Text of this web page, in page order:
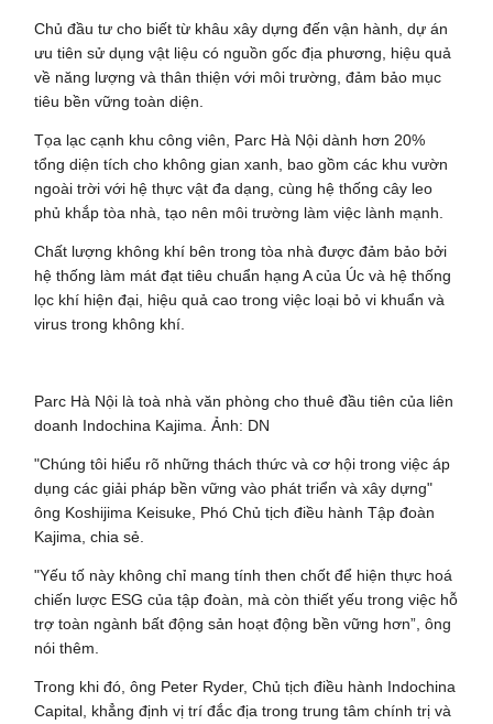
Chủ đầu tư cho biết từ khâu xây dựng đến vận hành, dự án
ưu tiên sử dụng vật liệu có nguồn gốc địa phương, hiệu quả
về năng lượng và thân thiện với môi trường, đảm bảo mục
tiêu bền vững toàn diện.
Tọa lạc cạnh khu công viên, Parc Hà Nội dành hơn 20%
tổng diện tích cho không gian xanh, bao gồm các khu vườn
ngoài trời với hệ thực vật đa dạng, cùng hệ thống cây leo
phủ khắp tòa nhà, tạo nên môi trường làm việc lành mạnh.
Chất lượng không khí bên trong tòa nhà được đảm bảo bởi
hệ thống làm mát đạt tiêu chuẩn hạng A của Úc và hệ thống
lọc khí hiện đại, hiệu quả cao trong việc loại bỏ vi khuẩn và
virus trong không khí.
Parc Hà Nội là toà nhà văn phòng cho thuê đầu tiên của liên
doanh Indochina Kajima. Ảnh: DN
"Chúng tôi hiểu rõ những thách thức và cơ hội trong việc áp
dụng các giải pháp bền vững vào phát triển và xây dựng"
ông Koshijima Keisuke, Phó Chủ tịch điều hành Tập đoàn
Kajima, chia sẻ.
"Yếu tố này không chỉ mang tính then chốt để hiện thực hoá
chiến lược ESG của tập đoàn, mà còn thiết yếu trong việc hỗ
trợ toàn ngành bất động sản hoạt động bền vững hơn”, ông
nói thêm.
Trong khi đó, ông Peter Ryder, Chủ tịch điều hành Indochina
Capital, khẳng định vị trí đắc địa trong trung tâm chính trị và